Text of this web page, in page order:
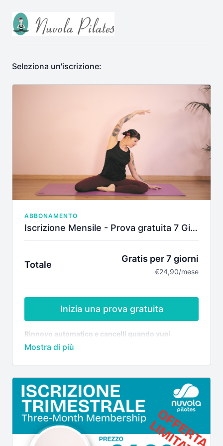
Seleziona un'iscrizione:
ABBONAMENTO
Iscrizione Mensile - Prova gratuita 7 Giorni
Totale
Gratis per 7 giorni
€24,90/mese
Inizia una prova gratuita
Rinnovo automatico e cancelli quando vuoi
CLASSI SEMPRE NUOVE
Troverai sul sito nuove lezioni ogni mese, per rendere
i video di YouTube senza interruzioni pubblicitarie.
LA TUA PRATICA PERSONALE
Filtra le classi per livello, argomento e intensità e
aggiungile ai tuoi preferiti. Trova con facilità le lezioni,
controlla i tuoi progressi e ripeti le sequenze per
metabolizzare i movimenti e gli esercizi.